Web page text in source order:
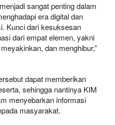
sangat penting dalam
era digital dan
Kunci dari kesuksesan
dari empat elemen, yakni
dan menghibur,”
dapat memberikan
sehingga nantinya KIM
menyebarkan informasi
masyarakat.